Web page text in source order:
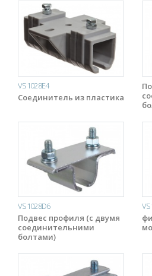
VS1028E4
Соединитель из пластика
VS1028D6
Подвес профиля (с двумя
соединительними
болтами)